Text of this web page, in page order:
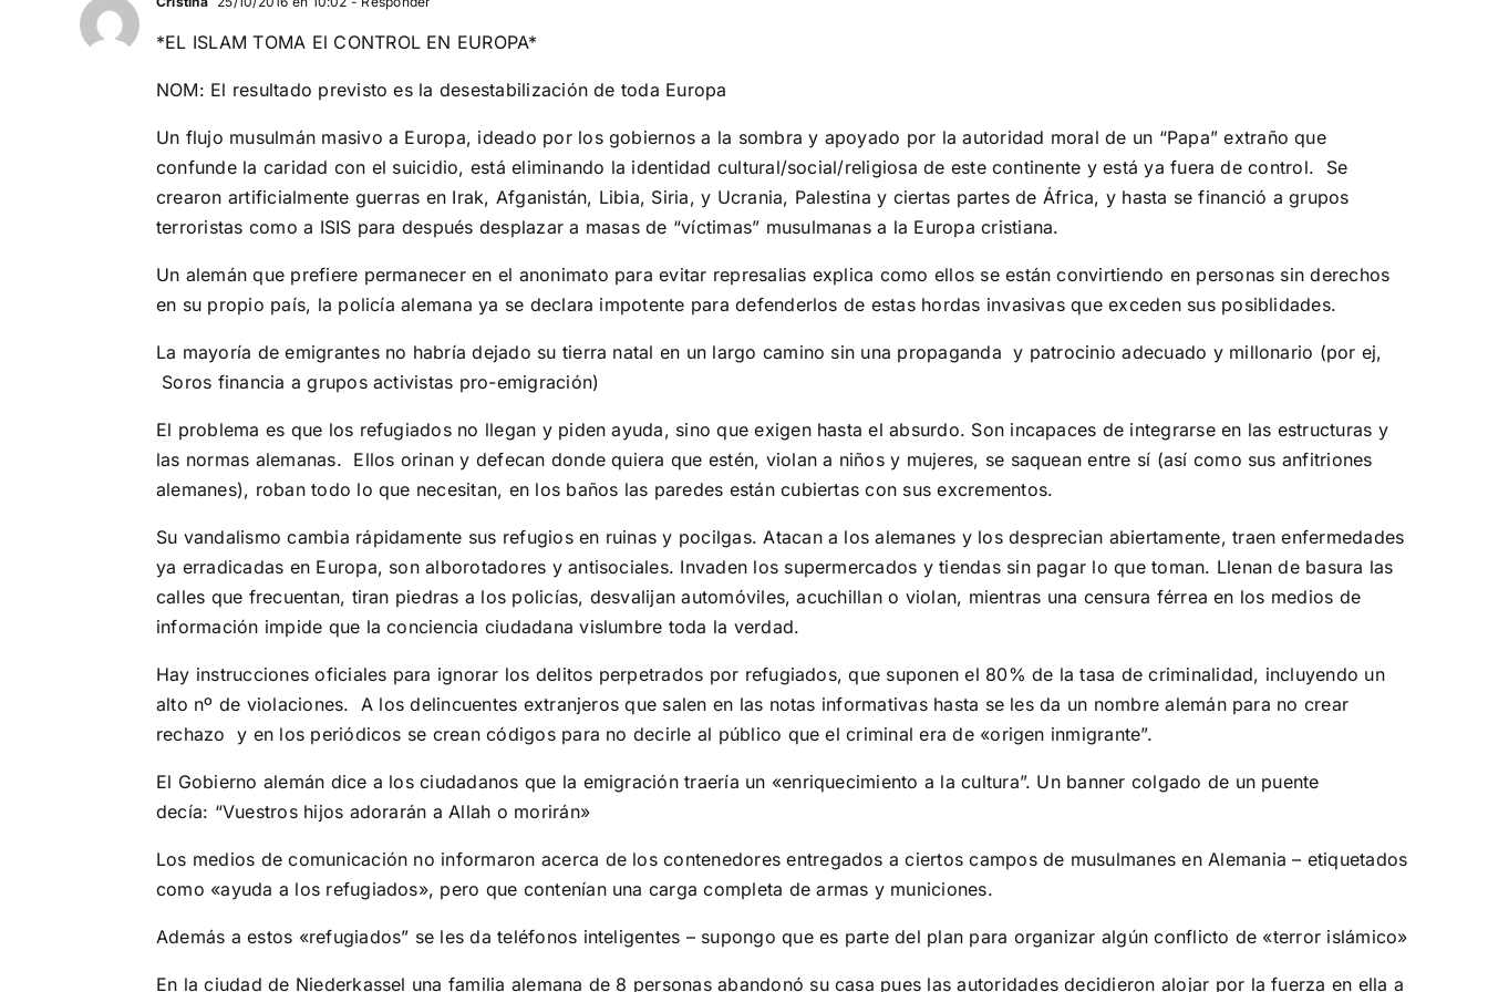
*EL ISLAM TOMA El CONTROL EN EUROPA*
NOM: El resultado previsto es la desestabilización de toda Europa
Un flujo musulmán masivo a Europa, ideado por los gobiernos a la sombra y apoyado por la autoridad moral de un “Papa” extraño que
confunde la caridad con el suicidio, está eliminando la identidad cultural/social/religiosa de este continente y está ya fuera de control. Se
crearon artificialmente guerras en Irak, Afganistán, Libia, Siria, y Ucrania, Palestina y ciertas partes de África, y hasta se financió a grupos
terroristas como a ISIS para después desplazar a masas de “víctimas” musulmanas a la Europa cristiana.
Un alemán que prefiere permanecer en el anonimato para evitar represalias explica como ellos se están convirtiendo en personas sin derechos
en su propio país, la policía alemana ya se declara impotente para defenderlos de estas hordas invasivas que exceden sus posiblidades.
La mayoría de emigrantes no habría dejado su tierra natal en un largo camino sin una propaganda y patrocinio adecuado y millonario (por ej,
Soros financia a grupos activistas pro-emigración)
El problema es que los refugiados no llegan y piden ayuda, sino que exigen hasta el absurdo. Son incapaces de integrarse en las estructuras y
las normas alemanas. Ellos orinan y defecan donde quiera que estén, violan a niños y mujeres, se saquean entre sí (así como sus anfitriones
alemanes), roban todo lo que necesitan, en los baños las paredes están cubiertas con sus excrementos.
Su vandalismo cambia rápidamente sus refugios en ruinas y pocilgas. Atacan a los alemanes y los desprecian abiertamente, traen enfermedades
ya erradicadas en Europa, son alborotadores y antisociales. Invaden los supermercados y tiendas sin pagar lo que toman. Llenan de basura las
calles que frecuentan, tiran piedras a los policías, desvalijan automóviles, acuchillan o violan, mientras una censura férrea en los medios de
información impide que la conciencia ciudadana vislumbre toda la verdad.
Hay instrucciones oficiales para ignorar los delitos perpetrados por refugiados, que suponen el 80% de la tasa de criminalidad, incluyendo un
alto nº de violaciones. A los delincuentes extranjeros que salen en las notas informativas hasta se les da un nombre alemán para no crear
rechazo y en los periódicos se crean códigos para no decirle al público que el criminal era de «origen inmigrante”.
El Gobierno alemán dice a los ciudadanos que la emigración traería un «enriquecimiento a la cultura”. Un banner colgado de un puente
decía: “Vuestros hijos adorarán a Allah o morirán»
Los medios de comunicación no informaron acerca de los contenedores entregados a ciertos campos de musulmanes en Alemania – etiquetados
como «ayuda a los refugiados», pero que contenían una carga completa de armas y municiones.
Además a estos «refugiados” se les da teléfonos inteligentes – supongo que es parte del plan para organizar algún conflicto de «terror islámico»
En la ciudad de Niederkassel una familia alemana de 8 personas abandonó su casa pues las autoridades decidieron alojar por la fuerza en ella a